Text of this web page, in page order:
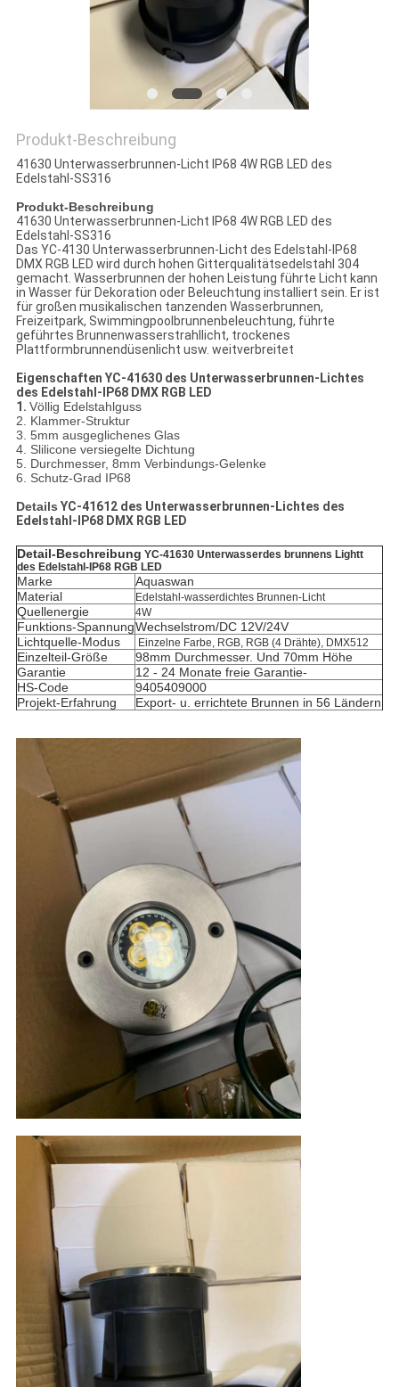
Produkt-Beschreibung
41630 Unterwasserbrunnen-Licht IP68 4W RGB LED des
Edelstahl-SS316
Produkt-Beschreibung
41630 Unterwasserbrunnen-Licht IP68 4W RGB LED des
Edelstahl-SS316
Das YC-4130 Unterwasserbrunnen-Licht des Edelstahl-IP68
DMX RGB LED wird durch hohen Gitterqualitätsedelstahl 304
gemacht. Wasserbrunnen der hohen Leistung führte Licht kann
in Wasser für Dekoration oder Beleuchtung installiert sein. Er ist
für großen musikalischen tanzenden Wasserbrunnen,
Freizeitpark, Swimmingpoolbrunnenbeleuchtung, führte
geführtes Brunnenwasserstrahllicht, trockenes
Plattformbrunnendüsenlicht usw. weitverbreitet
Eigenschaften YC-41630 des Unterwasserbrunnen-Lichtes
des Edelstahl-IP68 DMX RGB LED
1. Völlig Edelstahlguss
2. Klammer-Struktur
3. 5mm ausgeglichenes Glas
4. Slilicone versiegelte Dichtung
5. Durchmesser, 8mm Verbindungs-Gelenke
6. Schutz-Grad IP68
Details YC-41612 des Unterwasserbrunnen-Lichtes des
Edelstahl-IP68 DMX RGB LED
Detail-Beschreibung YC-41630 Unterwasserdes brunnens Lightt
des Edelstahl-IP68 RGB LED
Marke
Aquaswan
Material
Edelstahl-wasserdichtes Brunnen-Licht
Quellenergie 4W
Funktions-SpannungWechselstrom/DC 12V/24V
Lichtquelle-Modus
Einzelne Farbe, RGB, RGB (4 Drähte), DMX512
Einzelteil-Größe
98mm Durchmesser. Und 70mm Höhe
Garantie
12 - 24 Monate freie Garantie-
HS-Code
9405409000
Projekt-Erfahrung
Export- u. errichtete Brunnen in 56 Ländern